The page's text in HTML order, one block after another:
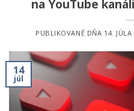
na YouTube
PUBLIKOVANÉ DŇA 14.
14
júl